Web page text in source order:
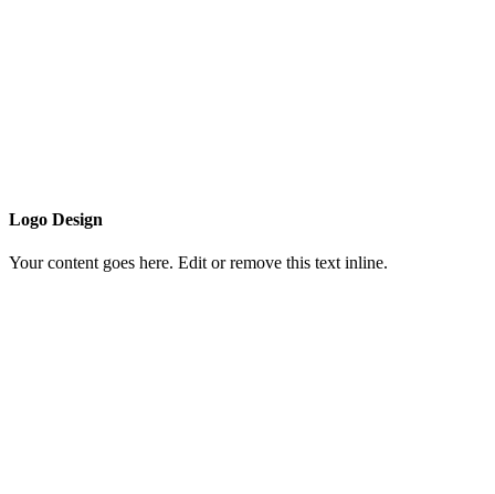
Logo Design
Your content goes here. Edit or remove this text inline.